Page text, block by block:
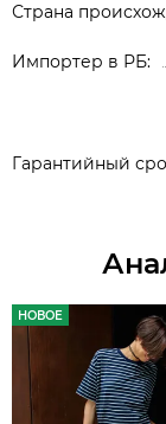
Страна
Импортер в РБ
Гарантийный
НОВОЕ